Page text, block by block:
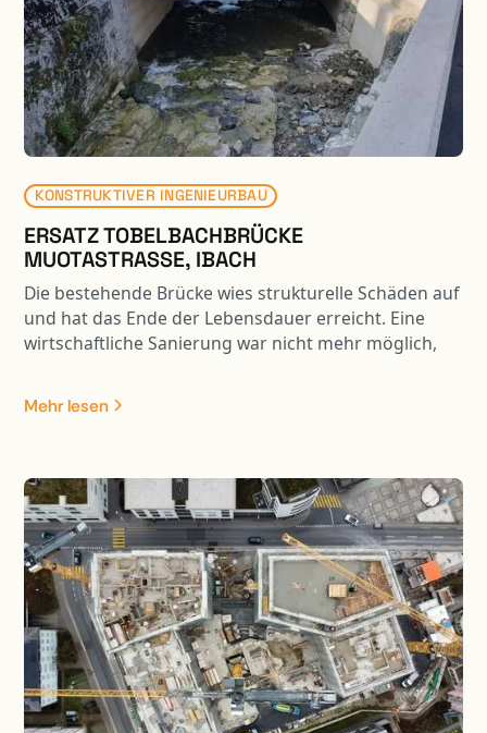
KONSTRUKTIVER INGENIEURBAU
ERSATZ TOBELBACHBRÜCKE
MUOTASTRASSE, IBACH
Die bestehende Brücke wies strukturelle Schäden auf
und hat das Ende der Lebensdauer erreicht. Eine
wirtschaftliche Sanierung war nicht mehr möglich,
Zudem hatte der Tobelbach in Bezug auf den
Hochwasserschutz und die Ökologie erhebliche
erfolgte der Neubau mit einer vergrösserten
Spannweite.
Mehr lesen